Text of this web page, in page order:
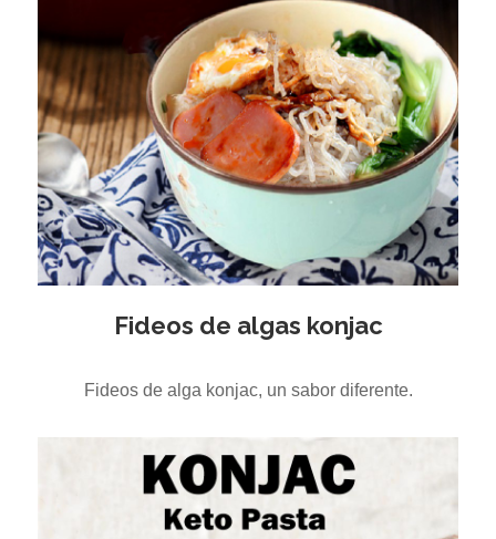
Fideos de algas konjac
Fideos de alga konjac, un sabor diferente.